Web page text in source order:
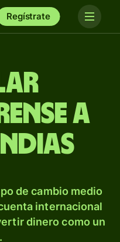
Regístrate
a
de cambio medio
internacional
dinero como un